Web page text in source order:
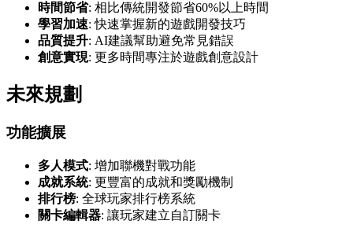
時間節省: 相比傳統開發節省60%以上時間
學習加速: 快速掌握新的遊戲開發技巧
品質提升: AI建議幫助避免常見錯誤
創意實現: 更多時間專注於遊戲創意設計
未來規劃
功能擴展
多人模式: 增加聯機對戰功能
成就系統: 更豐富的成就和獎勵機制
排行榜: 全球玩家排行榜系統
關卡編輯器: 讓玩家建立自訂關卡